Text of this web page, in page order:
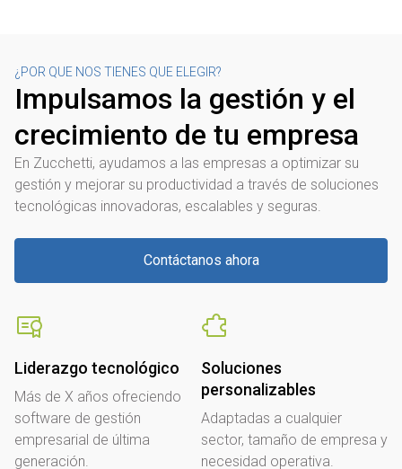
¿POR QUE NOS TIENES QUE ELEGIR?
Impulsamos la gestión y el
crecimiento de tu empresa
En Zucchetti, ayudamos a las empresas a optimizar su
gestión y mejorar su productividad a través de soluciones
tecnológicas innovadoras, escalables y seguras.
Contáctanos ahora
Liderazgo tecnológico
Más de X años ofreciendo
software de gestión
empresarial de última
generación.
Soluciones
personalizables
Adaptadas a cualquier
sector, tamaño de empresa y
necesidad operativa.